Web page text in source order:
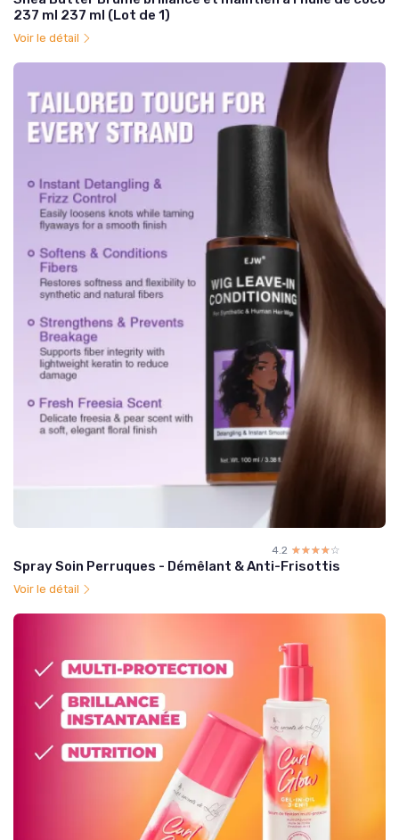
237 ml 237 ml (Lot de 1)
Voir le détail
4.2 ☆☆☆☆☆
★★★★★
Spray Soin Perruques - Démêlant & Anti-Frisottis
Voir le détail